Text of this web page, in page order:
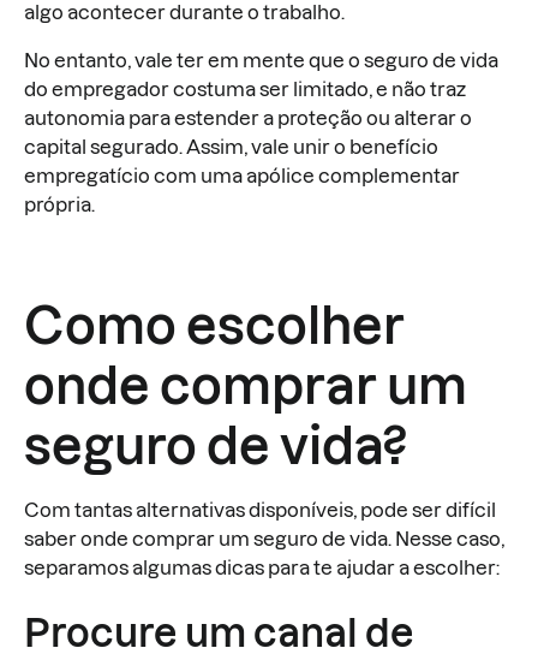
algo acontecer durante o trabalho.
No entanto, vale ter em mente que o seguro de vida
do empregador costuma ser limitado, e não traz
autonomia para estender a proteção ou alterar o
capital segurado. Assim, vale unir o benefício
empregatício com uma apólice complementar
própria.
Como escolher
onde comprar um
seguro de vida?
Com tantas alternativas disponíveis, pode ser difícil
saber onde comprar um seguro de vida. Nesse caso,
separamos algumas dicas para te ajudar a escolher:
Procure um canal de